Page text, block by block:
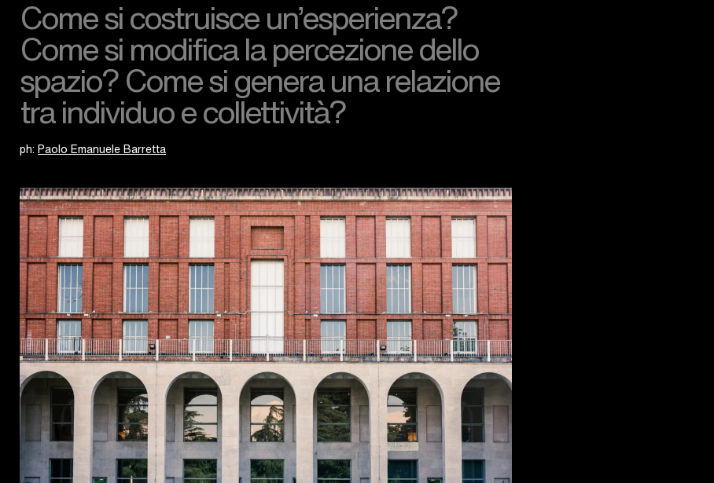
Come si costruisce un’esperienza?
Come si modifica la percezione dello
spazio? Come si genera una relazione
tra individuo e collettività?
ph: Paolo Emanuele Barretta